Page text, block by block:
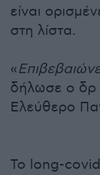
είναι
στη λίστα.
«
δήλωσε ο δρ
Ελεύθερο
Το long-covid